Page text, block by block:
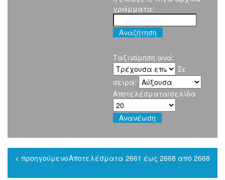
γράμματα:
Ταξινόμηση ανά:
Σε
σειρά:
Αποτελέσματα/σελίδα
Αποτελέσματα 2661 έως 2668 από 2668
< προηγούμενο